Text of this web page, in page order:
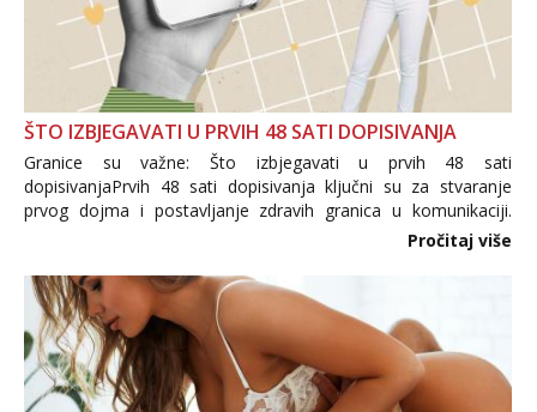
ŠTO IZBJEGAVATI U PRVIH 48 SATI DOPISIVANJA
Granice su važne: Što izbjegavati u prvih 48 sati
dopisivanjaPrvih 48 sati dopisivanja ključni su za stvaranje
prvog dojma i postavljanje zdravih granica u komunikaciji.
Važno je izbjeći prebrzo otkrivanje osobnih ili intimnih
informacija, jer nepoznata osoba još nije zaslužila to
povjerenje. Takođe...
Pročitaj više